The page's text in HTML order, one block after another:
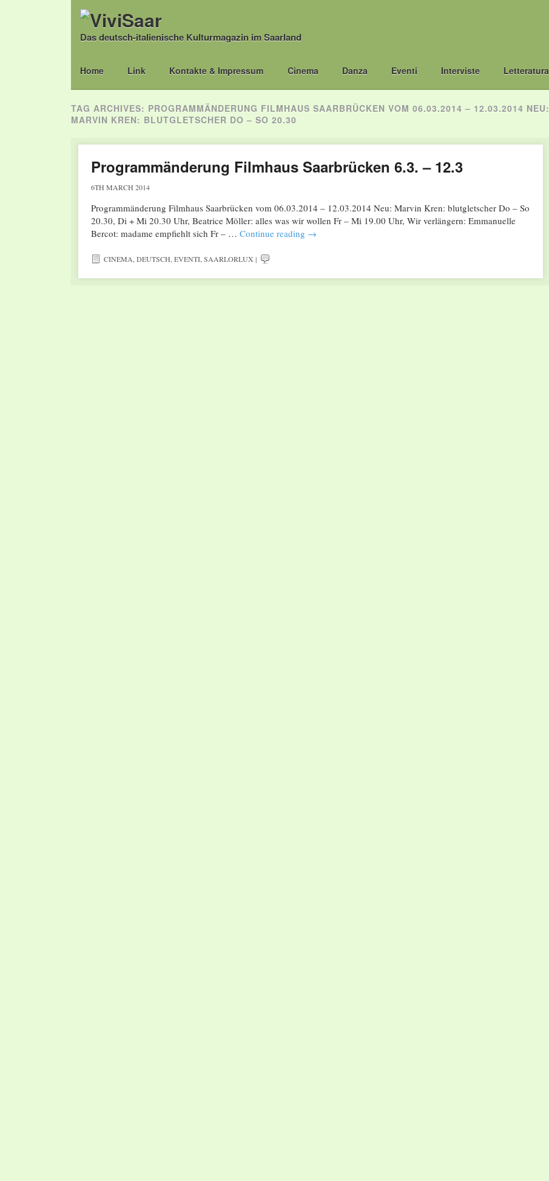
Das deutsch-italienische Kulturmagazin im Saarland
Main menu
Skip
Home Link Kontakte & Impressum Cinema Danza Eventi Interviste Letteratura
TAG ARCHIVES: PROGRAMMÄNDERUNG FILMHAUS SAARBRÜCKEN VOM 06.03.2014 – 12.03.2014 NEU:
MARVIN KREN: BLUTGLETSCHER DO – SO 20.30
Programmänderung Filmhaus Saarbrücken 6.3. – 12.3
6TH MARCH 2014
Programmänderung Filmhaus Saarbrücken vom 06.03.2014 – 12.03.2014 Neu: Marvin Kren: blutgletscher Do – So
20.30, Di + Mi 20.30 Uhr, Beatrice Möller: alles was wir wollen Fr – Mi 19.00 Uhr, Wir verlängern: Emmanuelle
Bercot: madame empfiehlt sich Fr – … Continue reading →
CINEMA,DEUTSCH,EVENTI,SAARLORLUX |